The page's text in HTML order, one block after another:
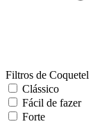
Filtros de Coquetel
Clássico
Fácil de fazer
Forte